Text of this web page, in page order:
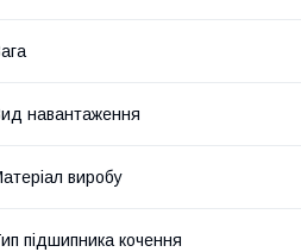
навантаження
виробу
підшипника кочення